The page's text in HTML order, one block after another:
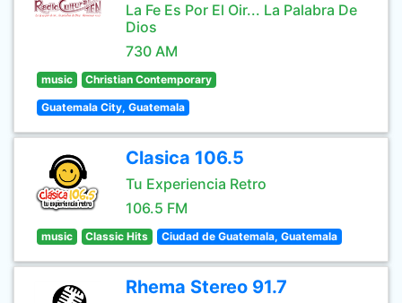
La Fe Es Por El Oir... La Palabra De
Dios
730 AM
music Christian Contemporary
Guatemala City, Guatemala
Clasica 106.5
Tu Experiencia Retro
106.5 FM
music Classic Hits Ciudad de Guatemala, Guatemala
Rhema Stereo 91.7